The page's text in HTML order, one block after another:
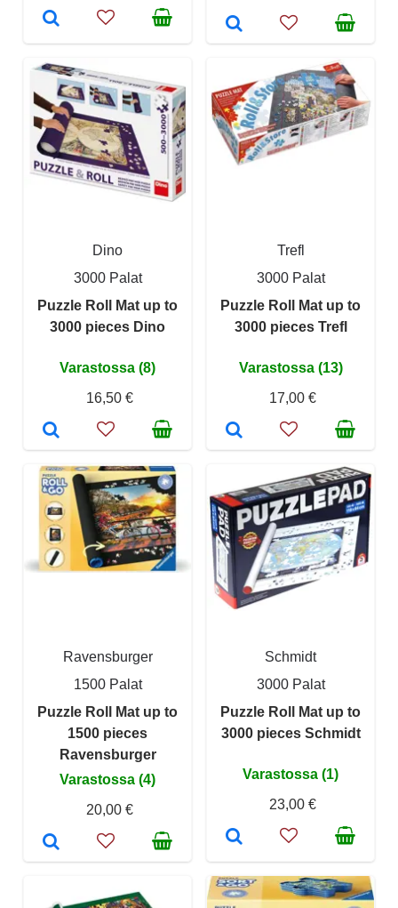
Dino
3000 Palat
Puzzle Roll Mat up to
3000 pieces Dino
Varastossa (8)
16,50 €
Trefl
3000 Palat
Puzzle Roll Mat up to
3000 pieces Trefl
Varastossa (13)
17,00 €
Ravensburger
1500 Palat
Puzzle Roll Mat up to
1500 pieces
Ravensburger
Varastossa (4)
20,00 €
Schmidt
3000 Palat
Puzzle Roll Mat up to
3000 pieces Schmidt
Varastossa (1)
23,00 €